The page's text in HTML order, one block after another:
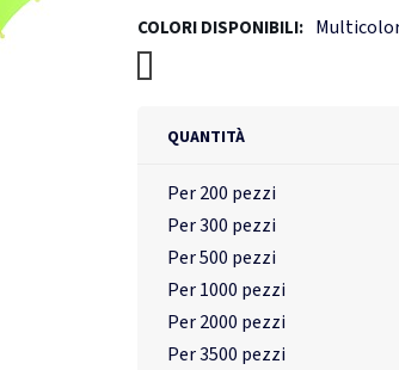
COLORI DISPONIBILI:
QUANTITÀ
Per 200 pezzi
Per 300 pezzi
Per 500 pezzi
Per 1000 pezzi
Per 2000 pezzi
Per 3500 pezzi